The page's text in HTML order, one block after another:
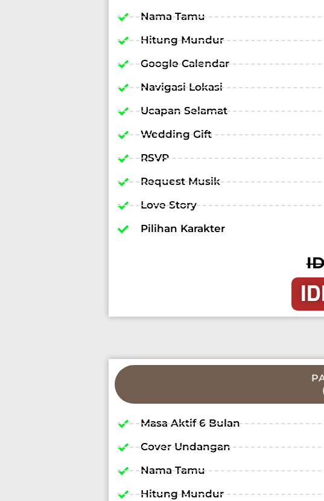
Nama Tamu
Hitung Mundur
Google Calendar
Navigasi Lokasi
Ucapan Selamat
Wedding Gift
RSVP
Request Musik
Love Story
Pilihan Karakter
Masa Aktif 6 Bulan
Cover Undangan
Nama Tamu
Hitung Mundur